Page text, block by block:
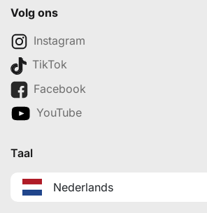
Volg ons
Instagram
TikTok
Facebook
YouTube
Taal
Nederlands